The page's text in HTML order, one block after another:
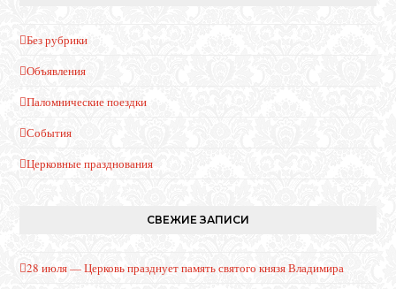
Без рубрики
Объявления
Паломнические поездки
События
Церковные празднования
СВЕЖИЕ ЗАПИСИ
28 июля — Церковь празднует память святого князя Владимира